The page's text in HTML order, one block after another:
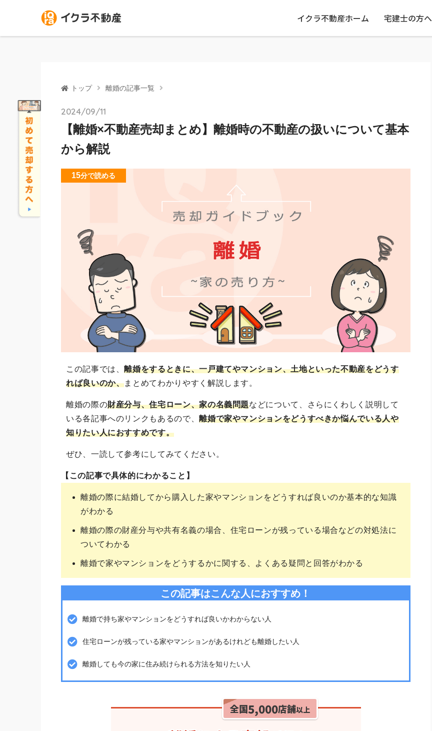
イクラ不動産ホーム 宅建士の方へ
トップ 離婚の記事一覧
2024/09/11
【離婚×不動産売却まとめ】離婚時の不動産の扱いについて基本
から解説
15分で読める
この記事では、離婚をするときに、一戸建てやマンション、土地といった不動産をどうす
れば良いのか、まとめてわかりやすく解説します。
離婚の際の財産分与、住宅ローン、家の名義問題などについて、さらにくわしく説明して
いる各記事へのリンクもあるので、離婚で家やマンションをどうすべきか悩んでいる人や
知りたい人におすすめです。
ぜひ、一読して参考にしてみてください。
【この記事で具体的にわかること】
離婚の際に結婚してから購入した家やマンションをどうすれば良いのか基本的な知識
がわかる
離婚の際の財産分与や共有名義の場合、住宅ローンが残っている場合などの対処法に
ついてわかる
離婚で家やマンションをどうするかに関する、よくある疑問と回答がわかる
この記事はこんな人におすすめ！
離婚で持ち家やマンションをどうすれば良いかわからない人
住宅ローンが残っている家やマンションがあるけれども離婚したい人
離婚しても今の家に住み続けられる方法を知りたい人